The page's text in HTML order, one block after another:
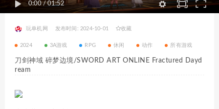
0:00/01:52
玩单机网 发布时间: 2024-10-01 收藏
2024 3A游戏 RPG 休闲 动作 所有游戏
刀剑神域 碎梦边境/SWORD ART ONLINE Fractured Dayd
ream